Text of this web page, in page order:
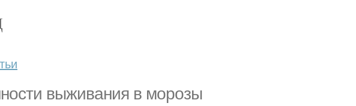
выживания в морозы